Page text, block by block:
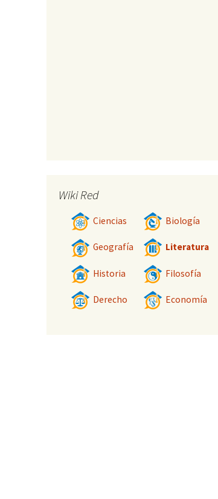
Wiki Red
Ciencias Biología
Geografía Literatura
Historia Filosofía
Derecho Economía